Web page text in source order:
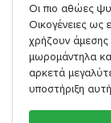
Οι πιο αθώες
Οικογένειες ως
χρήζουν άμεσης
μωρομάντηλα
αρκετά
υποστήριξη